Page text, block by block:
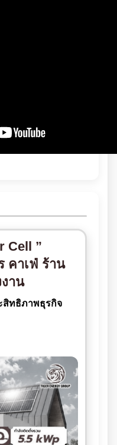
Cell ”
คาเฟ่ ร้าน
าน
สิทธิภาพธุรกิจ